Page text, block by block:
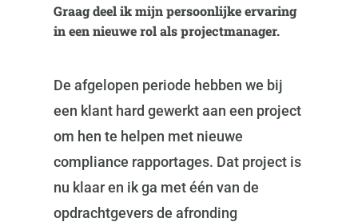
Graag deel ik mijn persoonlijke ervaring
in een nieuwe rol als projectmanager.
De afgelopen periode hebben we bij
een klant hard gewerkt aan een project
om hen te helpen met nieuwe
compliance rapportages. Dat project is
nu klaar en ik ga met één van de
opdrachtgevers de afronding